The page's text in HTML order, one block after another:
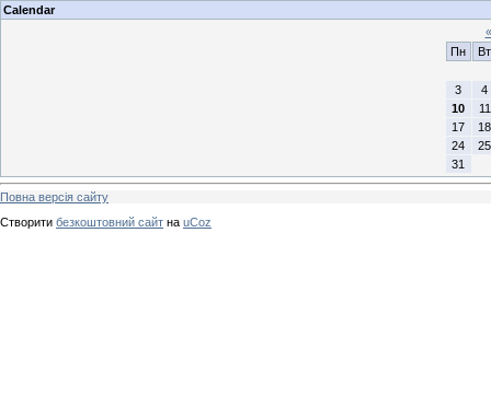
Calendar
«
Пн
Вт
3
4
10
11
17
18
24
25
31
Повна версія сайту
Створити безкоштовний сайт на uCoz